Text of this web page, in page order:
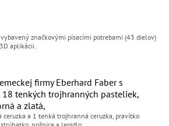
značkovými písacími potrebami (43 dielov)
aplikácii.
firmy Eberhard Faber s
18 tenkých trojhranných pasteliek,
a zlatá,
a 1 tenká trojhranná ceruzka, pravítko
nožnice a lepidlo